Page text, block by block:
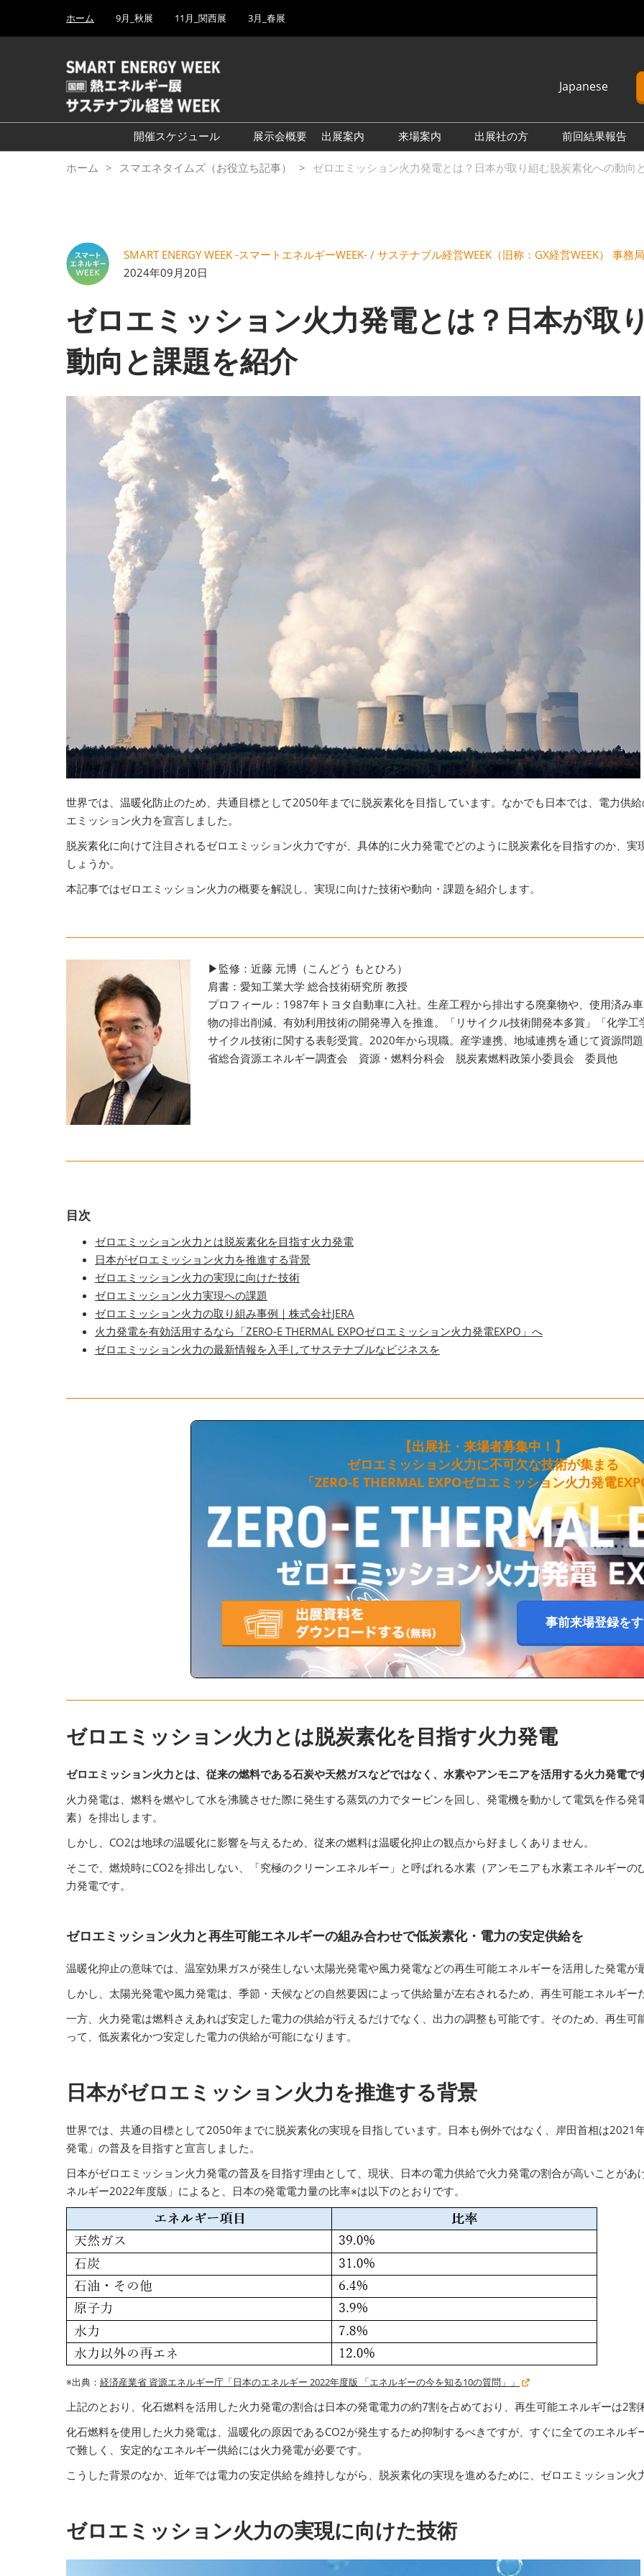
キ
プ
し
て
進
to
ホーム 9月_秋展 11月_関西展 3月_春展
Japanese
English
簡体中文
Korean (Naver)
開催スケジュール
└2027年3月（東京ビッグ
ス大阪）
展示会概要
出展案内
└出展のご案内 情報一覧
来場案内
└2027年3月（東京ビッグ
ス大阪）
出展社の方
└2026年9月（幕張メッ
サイト）
前回結果報告
└2026年3
ス大阪）
ホーム スマエネタイムズ（お役立ち記事） ゼロエミッション火力発電とは？日本が取り組む脱炭素化への動向
SMART ENERGY WEEK -スマートエネルギーWEEK- / サステナブル経営WEEK（旧称：GX経営WEEK） 事務局
2024年09月20日
ゼロエミッション火力発電とは？日本が取
動向と課題を紹介
世界では、温暖化防止のため、共通目標として2050年までに脱炭素化を目指しています。なかでも日本では、電力供
エミッション火力を宣言しました。
脱炭素化に向けて注目されるゼロエミッション火力ですが、具体的に火力発電でどのように脱炭素化を目指すのか、
しょうか。
本記事ではゼロエミッション火力の概要を解説し、実現に向けた技術や動向・課題を紹介します。
▶監修：近藤 元博（こんどう もとひろ）
肩書：愛知工業大学 総合技術研究所 教授
プロフィール：1987年トヨタ自動車に入社。生産工程から排出する廃棄物や、使用済み
物の排出削減、有効利用技術の開発導入を推進。「リサイクル技術開発本多賞」「化学
サイクル技術に関する表彰受賞。2020年から現職。産学連携、地域連携を通じて資源問
省総合資源エネルギー調査会 資源・燃料分科会 脱炭素燃料政策小委員会 委員他
目次
ゼロエミッション火力とは脱炭素化を目指す火力発電
日本がゼロエミッション火力を推進する背景
ゼロエミッション火力の実現に向けた技術
ゼロエミッション火力実現への課題
ゼロエミッション火力の取り組み事例｜株式会社JERA
火力発電を有効活用するなら「ZERO-E THERMAL EXPOゼロエミッション火力発電EXPO」へ
ゼロエミッション火力の最新情報を入手してサステナブルなビジネスを
【出展社・来場者募集中！】
ゼロエミッション火力に不可欠な技術が集まる
「ZERO-E THERMAL EXPOゼロエミッション火力発電
事前来場登録を
ゼロエミッション火力とは脱炭素化を目指す火力発電
ゼロエミッション火力とは、従来の燃料である石炭や天然ガスなどではなく、水素やアンモニアを活用する火力発電で
火力発電は、燃料を燃やして水を沸騰させた際に発生する蒸気の力でタービンを回し、発電機を動かして電気を作る
素）を排出します。
しかし、CO2は地球の温暖化に影響を与えるため、従来の燃料は温暖化抑止の観点から好ましくありません。
そこで、燃焼時にCO2を排出しない、「究極のクリーンエネルギー」と呼ばれる水素（アンモニアも水素エネルギー
力発電です。
ゼロエミッション火力と再生可能エネルギーの組み合わせで低炭素化・電力の安定供給を
温暖化抑止の意味では、温室効果ガスが発生しない太陽光発電や風力発電などの再生可能エネルギーを活用した発電が
しかし、太陽光発電や風力発電は、季節・天候などの自然要因によって供給量が左右されるため、再生可能エネルギ
一方、火力発電は燃料さえあれば安定した電力の供給が行えるだけでなく、出力の調整も可能です。そのため、再生
って、低炭素化かつ安定した電力の供給が可能になります。
日本がゼロエミッション火力を推進する背景
世界では、共通の目標として2050年までに脱炭素化の実現を目指しています。日本も例外ではなく、岸田首相は2021
発電」の普及を目指すと宣言しました。
日本がゼロエミッション火力発電の普及を目指す理由として、現状、日本の電力供給で火力発電の割合が高いことが
ネルギー2022年度版」によると、日本の発電電力量の比率※は以下のとおりです。
※出典： 経済産業省 資源エネルギー庁「日本のエネルギー 2022年度版 「エネルギーの今を知る10の質問」」
上記のとおり、化石燃料を活用した火力発電の割合は日本の発電電力の約7割を占めており、再生可能エネルギーは2
化石燃料を使用した火力発電は、温暖化の原因であるCO2が発生するため抑制するべきですが、すぐに全てのエネル
で難しく、安定的なエネルギー供給には火力発電が必要です。
こうした背景のなか、近年では電力の安定供給を維持しながら、脱炭素化の実現を進めるために、ゼロエミッション火
ゼロエミッション火力の実現に向けた技術